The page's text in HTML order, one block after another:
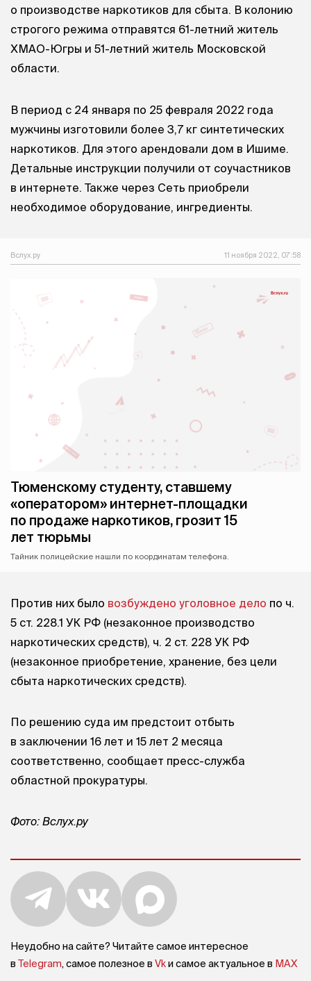
о производстве наркотиков для сбыта. В колонию
строгого режима отправятся 61-летний житель
ХМАО-Югры и 51-летний житель Московской
области.
В период с 24 января по 25 февраля 2022 года
мужчины изготовили более 3,7 кг синтетических
наркотиков. Для этого арендовали дом в Ишиме.
Детальные инструкции получили от соучастников
в интернете. Также через Сеть приобрели
необходимое оборудование, ингредиенты.
Вслух.ру 11 ноября 2022, 07:58
Тюменскому студенту, ставшему
«оператором» интернет-площадки
по продаже наркотиков, грозит 15
лет тюрьмы
Тайник полицейские нашли по координатам телефона.
Против них было возбуждено уголовное дело по ч.
5 ст. 228.1 УК РФ (незаконное производство
наркотических средств), ч. 2 ст. 228 УК РФ
(незаконное приобретение, хранение, без цели
сбыта наркотических средств).
По решению суда им предстоит отбыть
в заключении 16 лет и 15 лет 2 месяца
соответственно, сообщает пресс-служба
областной прокуратуры.
Фото: Вслух.ру
Неудобно на сайте? Читайте самое интересное
в Telegram, самое полезное в Vkи самое актуальное в MAX